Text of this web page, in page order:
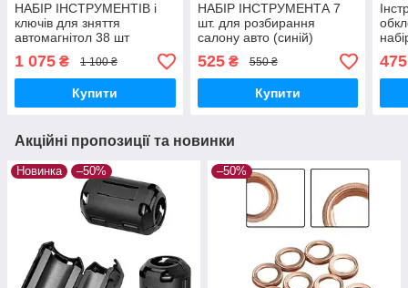
НАБІР ІНСТРУМЕНТІВ і
ключів для зняття
автомагнітол 38 шт
(червоний чохол для
зберігання)
1 075 ₴ 1 100 ₴
Купити
НАБІР ІНСТРУМЕНТА 7
шт. для розбирання
салону авто (синій)
525₴ 550 ₴
Купити
475
Акційні пропозиції та новинки
Новинка –50% –50%